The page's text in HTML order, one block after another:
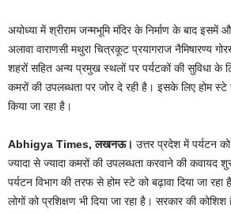
अयोध्या में श्रीराम जन्मभूमि मंदिर के निर्माण के बाद इसमें
अलावा वाराणसी मथुरा चित्रकूट प्रयागराज नैमिषारण्य
शहरों सहित अन्य प्रमुख स्थलों पर पर्यटकों की सुविधा के
कमरों की उपलब्धता पर जोर दे रही है। इसके लिए होम स्टे
किया जा रहा है।
Abhigya Times, लखनऊ। उत्तर प्रदेश में पर्यटन
ज्यादा से ज्यादा कमरों की उपलब्धता करवाने की कवायद
पर्यटन विभाग की तरफ से होम स्टे को बढ़ावा दिया जा
लोगों को प्रशिक्षण भी दिया जा रहा है। सरकार की